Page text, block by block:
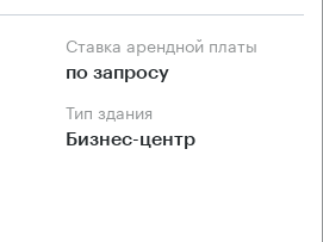
Ставка арендной платы
по запросу
Тип здания
Бизнес-центр